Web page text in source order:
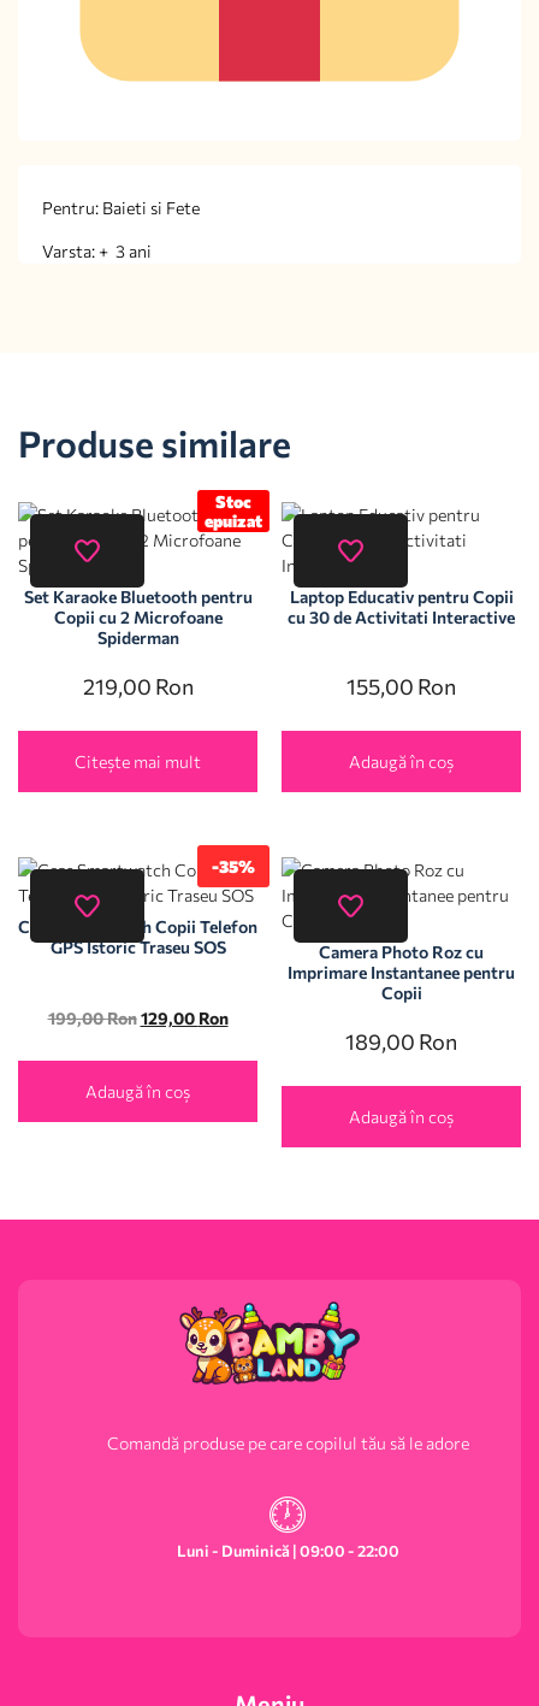
Pentru: Baieti si Fete
Varsta: + 3 ani
Produse similare
Stoc
epuizat
Set Karaoke Bluetooth pentru
Copii cu 2 Microfoane
Spiderman
219,00 Ron
Citește mai mult
Laptop Educativ pentru Copii
cu 30 de Activitati Interactive
155,00 Ron
Adaugă în coș
-35%
Ceas Smartwatch Copii Telefon
GPS Istoric Traseu SOS
199,00Ron 129,00 Ron
Adaugă în coș
Camera Photo Roz cu
Imprimare Instantanee pentru
Copii
189,00 Ron
Adaugă în coș
Comandă produse pe care copilul tău să le adore
Luni - Duminică | 09:00 - 22:00